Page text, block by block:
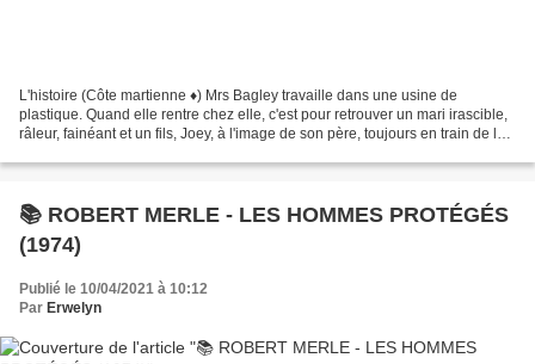
L'histoire (Côte martienne ♦) Mrs Bagley travaille dans une usine de
plastique. Quand elle rentre chez elle, c'est pour retrouver un mari irascible,
râleur, fainéant et un fils, Joey, à l'image de son père, toujours en train de lui
📚 ROBERT MERLE - LES HOMMES PROTÉGÉS
(1974)
Publié le 10/04/2021 à 10:12
Par Erwelyn